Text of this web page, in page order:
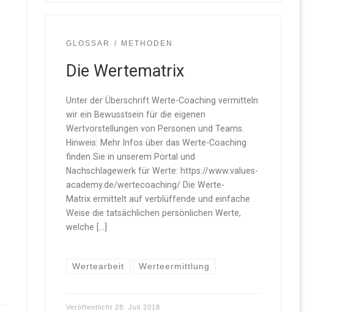
GLOSSAR METHODEN
Die Wertematrix
Unter der Überschrift Werte-Coaching vermitteln
wir ein Bewusstsein für die eigenen
Wertvorstellungen von Personen und Teams.
Hinweis: Mehr Infos über das Werte-Coaching
finden Sie in unserem Portal und
Nachschlagewerk für Werte: https://www.values-
academy.de/wertecoaching/ Die Werte-
Matrix ermittelt auf verblüffende und einfache
Weise die tatsächlichen persönlichen Werte,
welche […]
Wertearbeit Werteermittlung
Veröffentlicht 28. Juli 2018